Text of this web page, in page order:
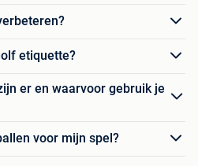
etiquette?
er en waarvoor gebruik je
voor mijn spel?